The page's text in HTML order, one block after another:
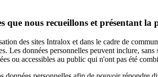
nous recueillons et présentant la
des sites Intralox et dans le cadre de
Les données personnelles peuvent inclure,
ou accessibles au public qui n'ont pas été